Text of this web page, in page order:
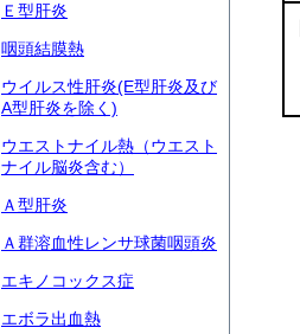
Ｅ型肝炎
咽頭結膜熱
ウイルス性肝炎(E型肝炎及び
A型肝炎を除く)
ウエストナイル熱（ウエスト
ナイル脳炎含む）
Ａ型肝炎
Ａ群溶血性レンサ球菌咽頭炎
エキノコックス症
エボラ出血熱